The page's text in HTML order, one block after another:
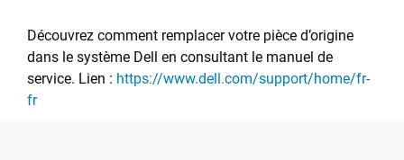
Découvrez comment remplacer votre pièce d’origine
dans le système Dell en consultant le manuel de
service. Lien : https://www.dell.com/support/home/fr-
fr